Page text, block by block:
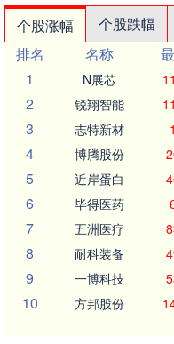
个股涨幅 个股跌幅
排名
名称
1
N展芯
2 锐翔智能
3 志特新材
4 博腾股份
5 近岸蛋白
6 毕得医药
7 五洲医疗
8 耐科装备
9 一博科技
10 方邦股份